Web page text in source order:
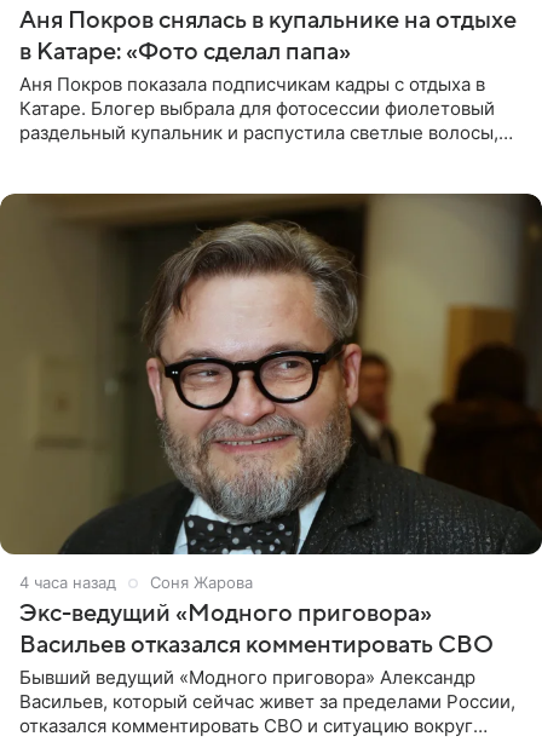
Аня Покров снялась в купальнике на отдыхе
в Катаре: «Фото сделал папа»
Аня Покров показала подписчикам кадры с отдыха в
Катаре. Блогер выбрала для фотосессии фиолетовый
раздельный купальник и распустила светлые волосы,
4 часа назад Соня Жарова
Экс-ведущий «Модного приговора»
Васильев отказался комментировать СВО
Бывший ведущий «Модного приговора» Александр
Васильев, который сейчас живет за пределами России,
отказался комментировать СВО и ситуацию вокруг